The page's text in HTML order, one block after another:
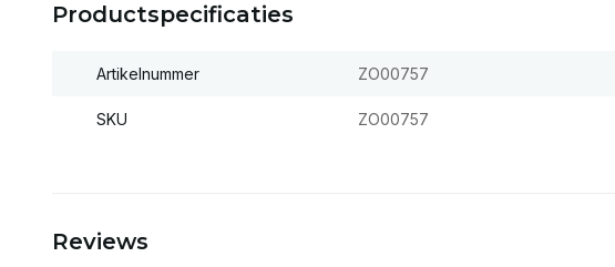
Productspecificaties
Artikelnummer ZO00757
SKU ZO00757
Reviews